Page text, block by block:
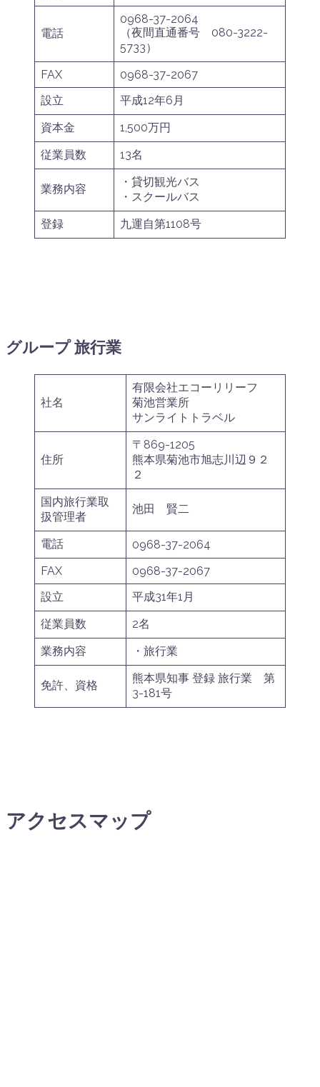
電話
0968-37-2064
（夜間直通番号 080-3222-
5733）
FAX
0968-37-2067
設立
平成12年6月
資本金
1,500万円
従業員数
13名
業務内容
・貸切観光バス
・スクールバス
登録
九運自第1108号
グループ 旅行業
社名
有限会社エコーリリーフ
菊池営業所
サンライトトラベル
住所
〒869-1205
熊本県菊池市旭志川辺９２
２
国内旅行業取
扱管理者
池田 賢二
電話
0968-37-2064
FAX
0968-37-2067
設立
平成31年1月
従業員数
2名
業務内容
・旅行業
免許、資格
熊本県知事 登録 旅行業 第
3-181号
アクセスマップ